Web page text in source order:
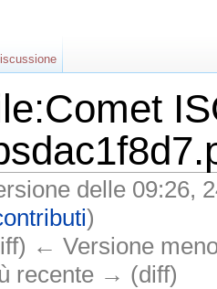
delle 09:26,
)
← Versione
recente → (diff)